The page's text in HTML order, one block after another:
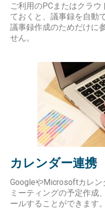
ご利用のPCまたはクラ
ておくと、議事録を自動
議事録作成のためだけに
せん。
カレンダー連携
GoogleやMicrosoftカレン
ミーティングの予定作成
ールすることができます。